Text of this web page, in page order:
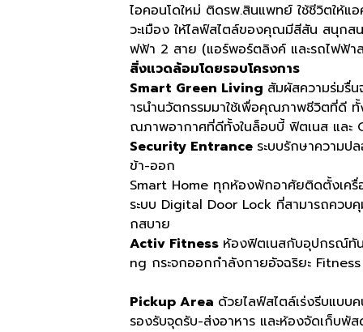
ไอคอนโดใหม่ ติดรพ.สินแพทย์ ใช้ชีวิตให้
วะเมือง ให้ไลฟ์สไตล์ของคุณมีสีสัน สนุกส
ฟฟ้า 2 สาย (แอร์พอร์ตลิงค์ และรถไฟฟ้า
สิ่งแวดล้อมโดยรอบโครงการ
Smart Green Living สัมผัสความร่มรื่
ารนำนวัตกรรมมาใช้เพื่อคุณภาพชีวิตที่ดี ทั้
ณภาพอากาศที่ดีทั้งในล็อบบี้ ฟิตเนส และ
Security Entrance ระบบรักษาความป
ข้า-ออก
Smart Home ทุกห้องพักอาศัยติดตั้งเครื่
ระบบ Digital Door Lock ที่สามารถควบ
กสบาย
Activ Fitness ห้องฟิตเนสกับอุปกรณ์ทั
ng กระจกออกกำลังกายอัจฉริยะ
Pickup Area ด้วยไลฟ์สไตล์เร่งรีบแบ
รองรับจุดรับ-ส่งอาหาร และห้องจัดเก็บพั